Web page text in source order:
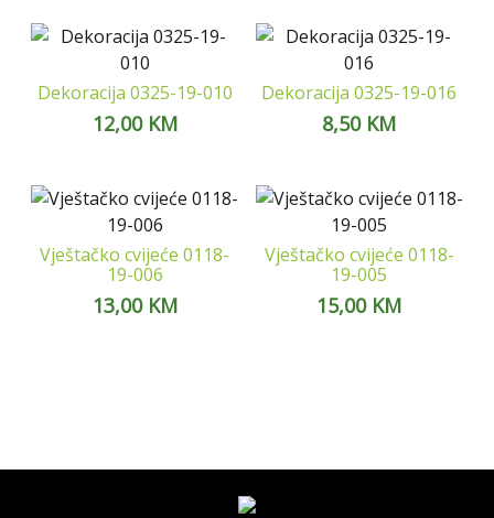
Dekoracija 0325-19-010
12,00 KM
Dekoracija 0325-19-016
8,50 KM
Vještačko cvijeće 0118-
19-006
13,00 KM
Vještačko cvijeće 0118-
19-005
15,00 KM